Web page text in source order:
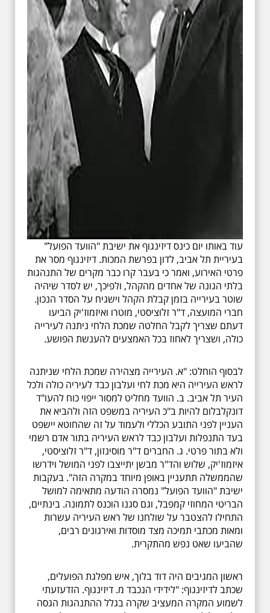
עוד באותו יום כינס דיזינגוף את ישיבת "הוועד הפועל"
בעיריית תל אביב, לדון בפרשת המכות. דיזינגוף מסר את
פרטי האירוע, ואמר כי בעבר קרו כבר מקרים של התנהגות
בלתי הגונה של אחדים מהקהל, ולפיכך, יש לסדר שיהיה
שוטר בעירייה בזמן קבלת הקהל וישגיח על הסדר הנכון.
חברי המועצה, ד"ר זלוציסטי, מוטרו ואיזמוז'יק הביעו
דעתם שצריך לקבל החלטה שמכת הלחי ניתנה לעירייה
כולה, ושצריך לאחוז בכל האמצעים להענשת הפושע.
לבסוף הוחלט: "א. העירייה מצהירה שמכת הלחי שניתנה
לראש העירייה היא מכת לחי ועלבון כבד לעיריה כולה ולכל
העיר תל אביב. ב. הוועד מחליט למסור ייפוי כוח להעו"ד
דונקלבלום להיות ב"כ העיריה במשפט הזה ולהביא את
העניין לפני התובע הכללי ולעמוד על זה שהחוטא יישפט
בעד התנפלות ועלבון כבד לראש העיריה בתור אדם רשמי
ולא בתור פרטי. ג. החברים ד"ר מוסינזון, ד"ר זלוציסטי,
איזמוז'יק, שלוש והד"ר מבשן יתייצבו לפני המושל וידרשו
שהממשלה תתעניין באופן מיוחד במקרה הזה". בעקבות
ישיבת "הוועד הפועל" נמסרה הודעה מתאימה למושל
הבריטי המחוזי קמפבל, וגם סגנו הוכנס לתמונה. בינתיים,
התחילו להצטבר על שולחנו של ראש העיריה עשרות
ומאות מכתבי תמיכה מצד מוסדות ואירגונים רבים,
שהביעו שאט נפש מהתקרית.
ראשון המגיבים היה דוד בלוך, איש מפלגת הפועלים,
שכתב לדיזינגוף: "לידידי הנכבד מ. דיזינגוף. הזדעזעתי
לשמוע המקרה המעציב שקרה בגלל ההתנהגות הגסה